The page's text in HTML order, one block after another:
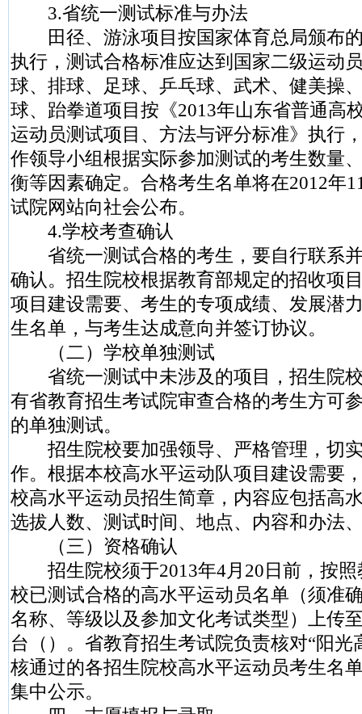
3.省统一测试标准与办法
田径、游泳项目按国家体育总局颁布的
执行，测试合格标准应达到国家二级运动
球、排球、足球、乒乓球、武术、健美操
球、跆拳道项目按《2013年山东省普通高
运动员测试项目、方法与评分标准》执行
作领导小组根据实际参加测试的考生数量
衡等因素确定。合格考生名单将在2012年
试院网站向社会公布。
4.学校考查确认
省统一测试合格的考生，要自行联系并
确认。招生院校根据教育部规定的招收项
项目建设需要、考生的专项成绩、发展潜
生名单，与考生达成意向并签订协议。
（二）学校单独测试
省统一测试中未涉及的项目，招生院校
有省教育招生考试院审查合格的考生方可
的单独测试。
招生院校要加强领导、严格管理，切实
作。根据本校高水平运动队项目建设需要
校高水平运动员招生简章，内容应包括高
选拔人数、测试时间、地点、内容和办法
（三）资格确认
招生院校须于2013年4月20日前，按照
校已测试合格的高水平运动员名单（须准
名称、等级以及参加文化考试类型）上传
台（）。省教育招生考试院负责核对“阳光
核通过的各招生院校高水平运动员考生名
集中公示。